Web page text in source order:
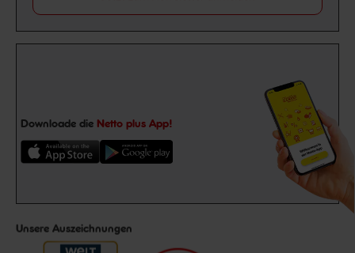
Downloade die Netto plus App!
Unsere Auszeichnungen